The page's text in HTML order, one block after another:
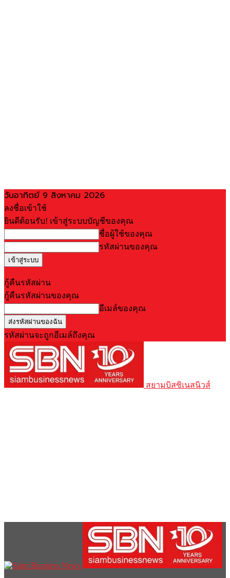
วันอาทิตย์ 9 สิงหาคม 2026
ลงชื่อเข้าใช้
ยินดีต้อนรับ! เข้าสู่ระบบบัญชีของคุณ
ชื่อผู้ใช้ของคุณ
รหัสผ่านของคุณ
กู้คืนรหัสผ่าน
กู้คืนรหัสผ่านของคุณ
อีเมล์ของคุณ
รหัสผ่านจะถูกอีเมล์ถึงคุณ
สยามบิสซิเนสนิวส์